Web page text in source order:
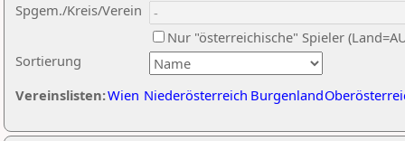
Sortierung
Spgem./Kreis/Verein
Nur "österreichische" Spieler
Vereinslisten:Wien Niederösterreich Burgenland